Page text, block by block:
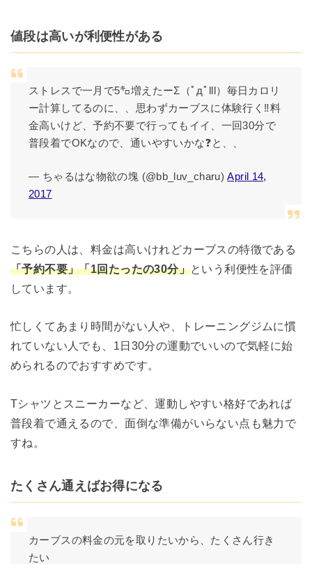
値段は高いが利便性がある
ストレスで一月で5㌔増えたーΣ（ﾟдﾟlll）毎日カロリ
ー計算してるのに、、思わずカーブスに体験行く‼️料
金高いけど、予約不要で行ってもイイ、一回30分で
普段着でOKなので、通いやすいかな❓と、、
— ちゃるはな物欲の塊 (@bb_luv_charu)April 14,
2017
こちらの人は、料金は高いけれどカーブスの特徴である
「予約不要」「1回たったの30分」という利便性を評価
しています。
忙しくてあまり時間がない人や、トレーニングジムに慣
れていない人でも、1日30分の運動でいいので気軽に始
められるのでおすすめです。
Tシャツとスニーカーなど、運動しやすい格好であれば
普段着で通えるので、面倒な準備がいらない点も魅力で
すね。
たくさん通えばお得になる
カーブスの料金の元を取りたいから、たくさん行き
たい